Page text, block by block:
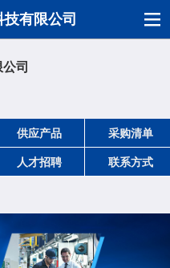
有限公司
司
供应产品 采购清单
人才招聘 联系方式